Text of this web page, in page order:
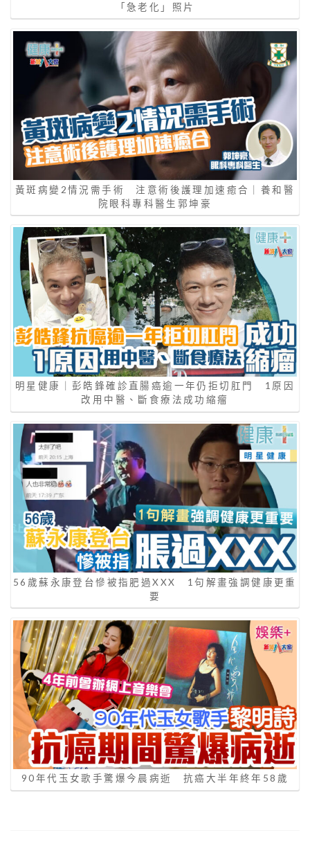
「急老化」照片
黃斑病變2情況需手術 注意術後護理加速癒合｜養和醫
院眼科專科醫生郭坤豪
明星健康｜彭皓鋒確診直腸癌逾一年仍拒切肛門 1原因
改用中醫、斷食療法成功縮瘤
56歲蘇永康登台慘被指肥過XXX 1句解畫強調健康更重
要
90年代玉女歌手驚爆今晨病逝 抗癌大半年終年58歲